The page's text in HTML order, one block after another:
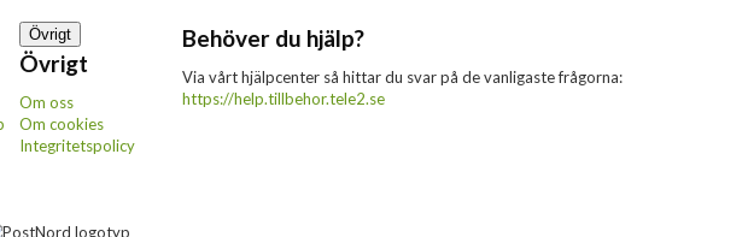
Övrigt
Övrigt
Om oss
Om cookies
Integritetspolicy
Behöver du hjälp?
Via vårt hjälpcenter så hittar du svar på de vanligaste frågorna:
https://help.tillbehor.tele2.se